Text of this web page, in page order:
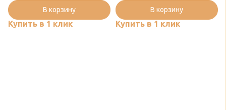
Купить в 1 клик
В корзину
Купить в 1 клик
В корзину